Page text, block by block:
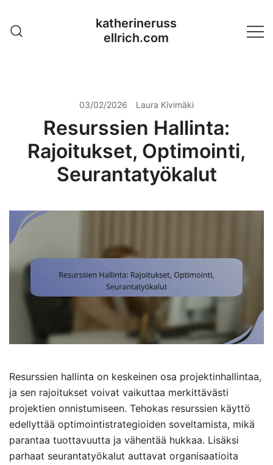
content
katherineruss
ellrich.com
03/02/2026 Laura Kivimäki
Resurssien Hallinta:
Rajoitukset, Optimointi,
Seurantatyökalut
Resurssien hallinta on keskeinen osa projektinhallintaa,
ja sen rajoitukset voivat vaikuttaa merkittävästi
projektien onnistumiseen. Tehokas resurssien käyttö
edellyttää optimointistrategioiden soveltamista, mikä
parantaa tuottavuutta ja vähentää hukkaa. Lisäksi
parhaat seurantatyökalut auttavat organisaatioita